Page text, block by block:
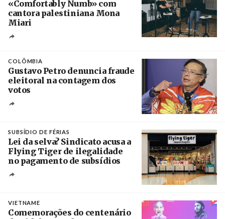
«Comfortably Numb» com
cantora palestiniana Mona
Miari
COLÔMBIA
Gustavo Petro denuncia fraude
eleitoral na contagem dos
votos
SUBSÍDIO DE FÉRIAS
Lei da selva? Sindicato acusa a
Flying Tiger de ilegalidade
no pagamento de subsídios
VIETNAME
Comemorações do centenário